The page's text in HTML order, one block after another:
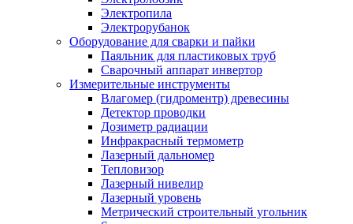
Электропила
Электрорубанок
Оборудование для сварки и пайки
Паяльник для пластиковых труб
Сварочный аппарат инвертор
Измерительные инструменты
Влагомер (гидроментр) древесины
Детектор проводки
Дозиметр радиации
Инфракрасный термометр
Лазерный дальномер
Тепловизор
Лазерный нивелир
Лазерный уровень
Метрический строительный угольник